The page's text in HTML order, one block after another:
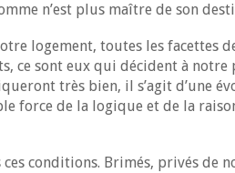
n’est plus maître de son
logement, toutes les facettes
ce sont eux qui décident à
très bien, il s’agit d’une
force de la logique et de la
conditions. Brimés, privés